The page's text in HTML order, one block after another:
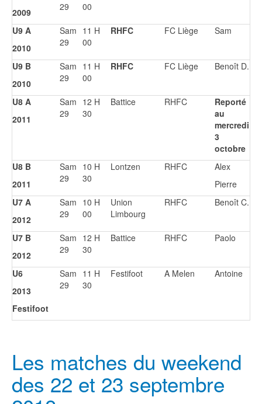
2009
29
00
U9 A
2010
Sam
29
11 H
00
RHFC FC Liège Sam
U9 B
2010
Sam
29
11 H
00
RHFC FC Liège Benoît D.
U8 A
2011
Sam
29
12 H
30
Battice RHFC
Reporté
au
mercredi
3
octobre
U8 B
2011
Sam
29
10 H
30
Lontzen RHFC
Alex
Pierre
U7 A
2012
Sam
29
10 H
00
Union
Limbourg
RHFC Benoît C.
U7 B
2012
Sam
29
12 H
30
Battice RHFC Paolo
U6
2013
Festifoot
Sam
29
11 H
30
Festifoot A Melen Antoine
Les matches du weekend
des 22 et 23 septembre